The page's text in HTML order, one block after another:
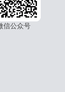
信公众号